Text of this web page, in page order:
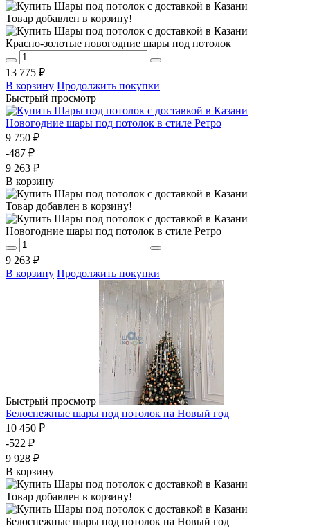
Товар добавлен в корзину!
Красно-золотые новогодние шары под потолок
13 775 ₽
В корзину Продолжить покупки
Быстрый просмотр
Новогодние шары под потолок в стиле Ретро
9 750 ₽
-487 ₽
9 263 ₽
В корзину
Товар добавлен в корзину!
Новогодние шары под потолок в стиле Ретро
9 263 ₽
В корзину Продолжить покупки
Быстрый просмотр
Белоснежные шары под потолок на Новый год
10 450 ₽
-522 ₽
9 928 ₽
В корзину
Товар добавлен в корзину!
Белоснежные шары под потолок на Новый год